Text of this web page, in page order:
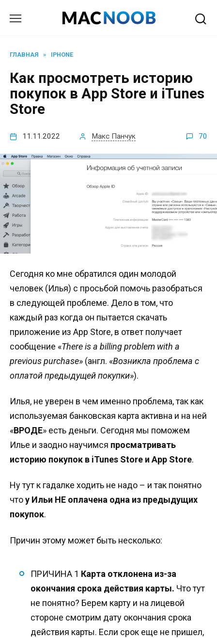
ГЛАВНАЯ » IPHONE
Как просмотреть историю
покупок в App Store и iTunes
Store
11.11.2022 Макс Панчук 70
Сегодня ко мне обратился один молодой
человек (Илья) с просьбой помочь разобраться
в следующей проблеме. Дело в том, что
каждый раз когда он пытается скачать
приложение из App Store, в ответ получает
сообщение «There is a billing problem with a
previous purchase» (англ. «Возникла проблема с
оплатой предыдущей покупки»).
Илья, не уверен в чем именно проблема, так как
используемая банковская карта активна и на ней
«ВРОДЕ» есть деньги. Сегодня мы поможем
Илье и заодно научимся просматривать
историю покупок в iTunes Store и App Store.
Ну тут к гадалке ходить не надо – и так понятно
чтоу Ильи НЕ оплачена одна из предыдущих
покупок.
Причин этому может быть несколько:
ПРИЧИНА 1 Карта отклонена из-за
окончания срока действия карты. Что тут
не понятно? Берем карту и на лицевой
стороне смотрим дату окончания срока
действия карты. Если срок еще не пришел,